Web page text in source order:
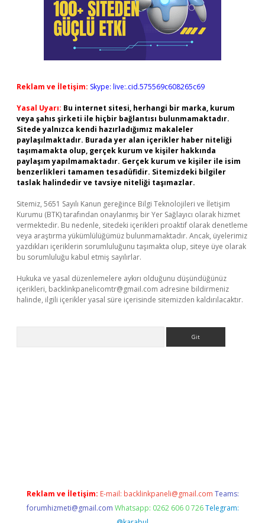
Reklam ve İletişim: Skype: live:.cid.575569c608265c69
Yasal Uyarı: Bu internet sitesi, herhangi bir marka, kurum
veya şahıs şirketi ile hiçbir bağlantısı bulunmamaktadır.
Sitede yalnızca kendi hazırladığımız makaleler
paylaşılmaktadır. Burada yer alan içerikler haber niteliği
taşımamakta olup, gerçek kurum ve kişiler hakkında
paylaşım yapılmamaktadır. Gerçek kurum ve kişiler ile isim
benzerlikleri tamamen tesadüfidir. Sitemizdeki bilgiler
taslak halindedir ve tavsiye niteliği taşımazlar.
Sitemiz, 5651 Sayılı Kanun gereğince Bilgi Teknolojileri ve İletişim
Kurumu (BTK) tarafından onaylanmış bir Yer Sağlayıcı olarak hizmet
vermektedir. Bu nedenle, sitedeki içerikleri proaktif olarak denetleme
veya araştırma yükümlülüğümüz bulunmamaktadır. Ancak, üyelerimiz
yazdıkları içeriklerin sorumluluğunu taşımakta olup, siteye üye olarak
bu sorumluluğu kabul etmiş sayılırlar.
Hukuka ve yasal düzenlemelere aykırı olduğunu düşündüğünüz
içerikleri, backlinkpanelicomtr@gmail.com adresine bildirmeniz
halinde, ilgili içerikler yasal süre içerisinde sitemizden kaldırılacaktır.
Reklam ve İletişim: E-mail: backlinkpaneli@gmail.com Teams:
forumhizmeti@gmail.com Whatsapp: 0262 606 0 726 Telegram: